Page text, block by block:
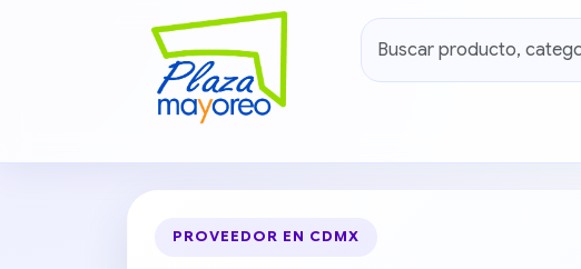
PROVEEDOR EN CDMX